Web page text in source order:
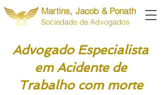
Martins, Jacob & Ponath
Sociedade de Advogados
Advogado Especialista
em Acidente de
Trabalho com morte